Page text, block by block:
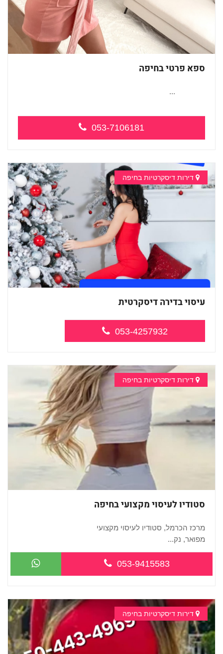
ספא פרטי בחיפה
...
053-7106181
דירות דיסקרטיות בחיפה
עיסוי בדירה דיסקרטית
053-4257932
דירות דיסקרטיות בחיפה
סטודיו לעיסוי מקצועי בחיפה
מרכז הכרמל, סטודיו לעיסוי מקצועי
מפואר, נק...
053-9415583
דירות דיסקרטיות בחיפה